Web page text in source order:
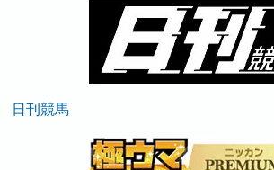
日刊競馬